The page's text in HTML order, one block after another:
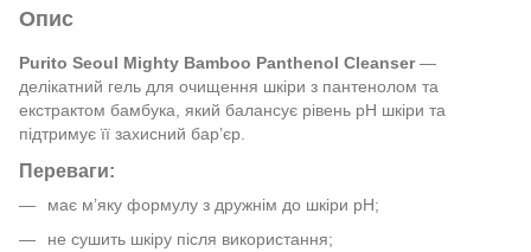
Опис
Purito Seoul Mighty Bamboo Panthenol Cleanser—
делікатний гель для очищення шкіри з пантенолом та
екстрактом бамбука, який балансує рівень pH шкіри та
підтримує її захисний бар’єр.
Переваги:
має м’яку формулу з дружнім до шкіри pH;
не сушить шкіру після використання;